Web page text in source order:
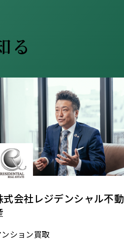
る
式会社レジデンシャル不動
ション買取